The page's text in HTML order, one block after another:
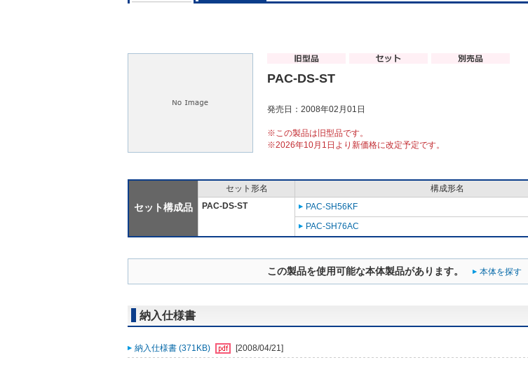
PAC-DS-ST
発売日：2008年02月01日
※この製品は旧型品です。
※2026年10月1日より新価格に改定予定です。
セット構成品
セット形名 構成形名
PAC-DS-ST
PAC-SH56KF
PAC-SH76AC
この製品を使用可能な本体製品があります。 本体を探す
納入仕様書
納入仕様書 (371KB) [2008/04/21]